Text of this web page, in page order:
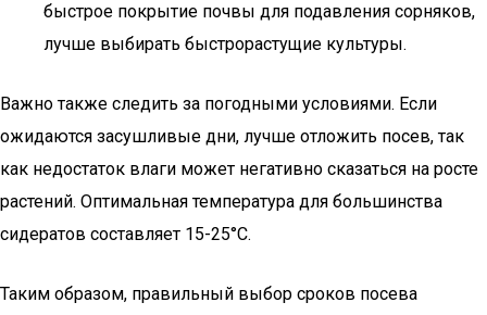
быстрое покрытие почвы для подавления сорняков,
лучше выбирать быстрорастущие культуры.
Важно также следить за погодными условиями. Если
ожидаются засушливые дни, лучше отложить посев, так
как недостаток влаги может негативно сказаться на росте
растений. Оптимальная температура для большинства
сидератов составляет 15-25°C.
Таким образом, правильный выбор сроков посева